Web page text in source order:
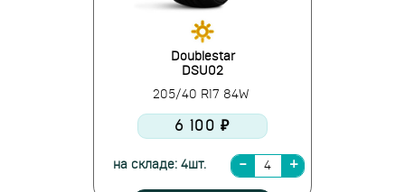
Doublestar
DSU02
205/40 R17 84W
6 100 ₽
на складе: 4шт.